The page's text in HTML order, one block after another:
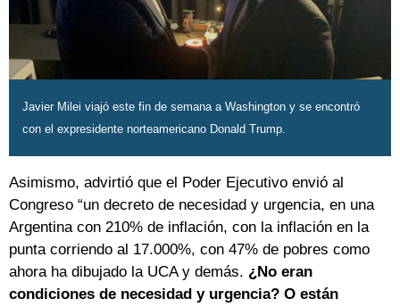
Javier Milei viajó este fin de semana a Washington y se encontró
con el expresidente norteamericano Donald Trump.
Asimismo, advirtió que el Poder Ejecutivo envió al
Congreso “un decreto de necesidad y urgencia, en una
Argentina con 210% de inflación, con la inflación en la
punta corriendo al 17.000%, con 47% de pobres como
ahora ha dibujado la UCA y demás. ¿No eran
condiciones de necesidad y urgencia? O están